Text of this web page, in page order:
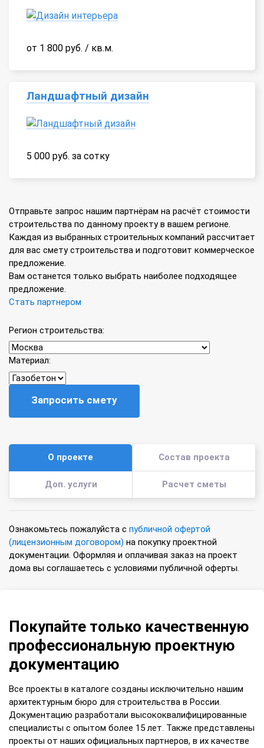
от 1 800 руб. / кв.м.
Ландшафтный дизайн
5 000 руб. за сотку
Отправьте запрос нашим партнёрам на расчёт стоимости
строительства по данному проекту в вашем регионе.
Каждая из выбранных строительных компаний рассчитает
для вас смету строительства и подготовит коммерческое
предложение.
Вам останется только выбрать наиболее подходящее
предложение.
Стать партнером
Регион строительства:
Материал:
Запросить смету
О проекте Состав проекта
Доп. услуги Расчет сметы
Ознакомьтесь пожалуйста с публичной офертой
(лицензионным договором) на покупку проектной
документации. Оформляя и оплачивая заказ на проект
дома вы соглашаетесь с условиями публичной оферты.
Покупайте только качественную
профессиональную проектную
документацию
Все проекты в каталоге созданы исключительно нашим
архитектурным бюро для строительства в России.
Документацию разработали высококвалифицированные
специалисты с опытом более 15 лет. Также представлены
проекты от наших официальных партнеров, в их качестве